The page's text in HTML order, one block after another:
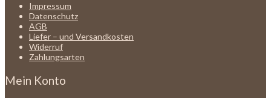
Impressum
Datenschutz
AGB
Liefer – und Versandkosten
Widerruf
Zahlungsarten
Mein Konto